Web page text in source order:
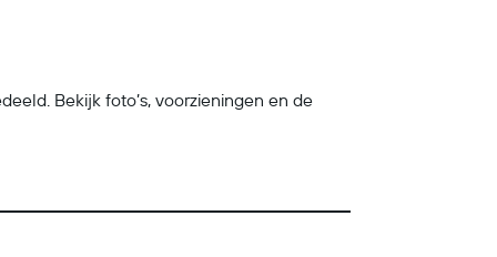
Bekijk foto’s, voorzieningen en de